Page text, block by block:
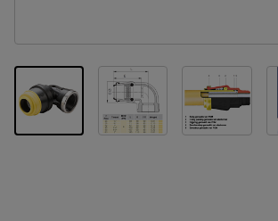
View larger imageView larger image
View